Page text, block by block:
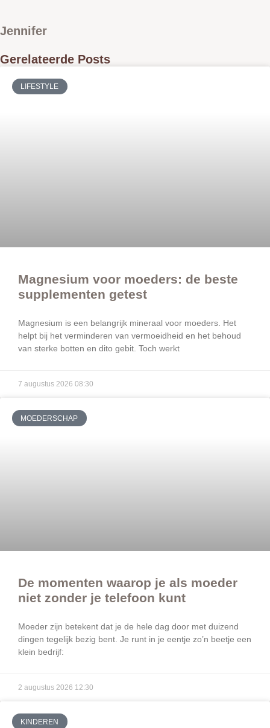
Jennifer
Gerelateerde Posts
LIFESTYLE
Magnesium voor moeders: de beste
supplementen getest
Magnesium is een belangrijk mineraal voor moeders. Het
helpt bij het verminderen van vermoeidheid en het behoud
van sterke botten en dito gebit. Toch werkt
7 augustus 2026 08:30
MOEDERSCHAP
De momenten waarop je als moeder
niet zonder je telefoon kunt
Moeder zijn betekent dat je de hele dag door met duizend
dingen tegelijk bezig bent. Je runt in je eentje zo’n beetje een
klein bedrijf:
2 augustus 2026 12:30
KINDEREN